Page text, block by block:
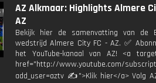
AZ Alkmaar: Highlights Almere
AZ
Bekijk hier de samenvatting van de
wedstrijd Almere City FC - AZ. ✅
het YouTube-kanaal van AZ! <a
href="http://www.youtube.com/
add_user=aztv ✍">Klik hier</a> Volg